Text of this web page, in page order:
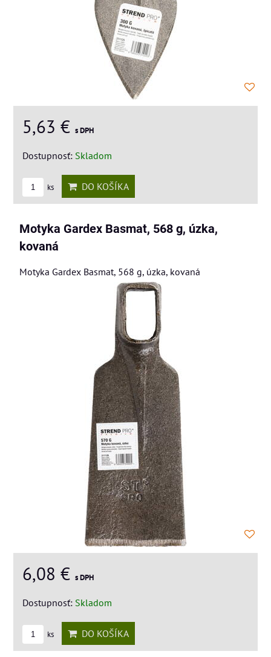
5,63 € s DPH
Dostupnosť: Skladom
ks DO KOŠÍKA
Motyka Gardex Basmat, 568 g, úzka,
kovaná
Motyka Gardex Basmat, 568 g, úzka, kovaná
6,08 € s DPH
Dostupnosť: Skladom
ks DO KOŠÍKA